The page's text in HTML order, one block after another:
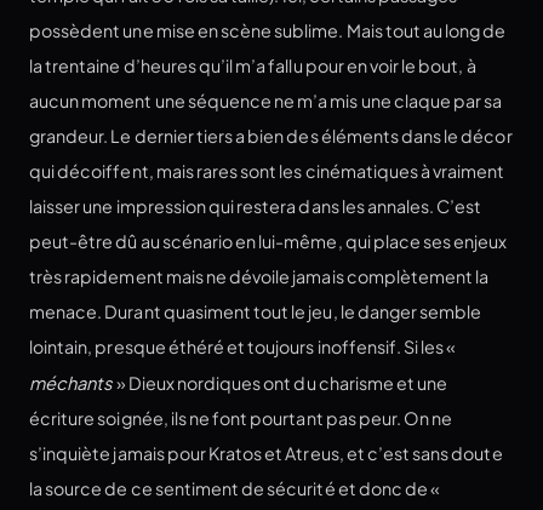
possèdent une mise en scène sublime. Mais tout au long de
la trentaine d’heures qu’il m’a fallu pour en voir le bout, à
aucun moment une séquence ne m’a mis une claque par sa
grandeur. Le dernier tiers a bien des éléments dans le décor
qui décoiffent, mais rares sont les cinématiques à vraiment
laisser une impression qui restera dans les annales. C’est
peut-être dû au scénario en lui-même, qui place ses enjeux
très rapidement mais ne dévoile jamais complètement la
menace. Durant quasiment tout le jeu, le danger semble
lointain, presque éthéré et toujours inoffensif. Si les «
méchants» Dieux nordiques ont du charisme et une
écriture soignée, ils ne font pourtant pas peur. On ne
s’inquiète jamais pour Kratos et Atreus, et c’est sans doute
la source de ce sentiment de sécurité et donc de «